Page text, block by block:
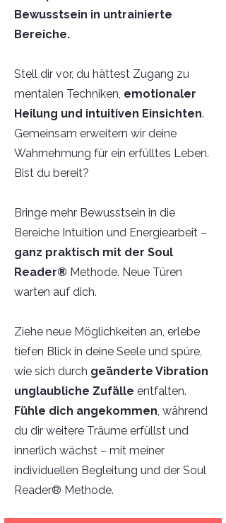
Bewusstsein in untrainierte
Bereiche.
Stell dir vor, du hättest Zugang zu
mentalen Techniken, emotionaler
Heilung und intuitiven Einsichten.
Gemeinsam erweitern wir deine
Wahrnehmung für ein erfülltes Leben.
Bist du bereit?
Bringe mehr Bewusstsein in die
Bereiche Intuition und Energiearbeit –
ganz praktisch mit der Soul
Reader® Methode. Neue Türen
warten auf dich.
Ziehe neue Möglichkeiten an, erlebe
tiefen Blick in deine Seele und spüre,
wie sich durch geänderte Vibration
unglaubliche Zufälle entfalten.
Fühle dich angekommen, während
du dir weitere Träume erfüllst und
innerlich wächst – mit meiner
individuellen Begleitung und der Soul
Reader® Methode.